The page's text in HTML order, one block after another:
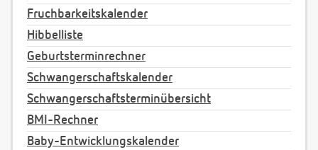
Fruchbarkeitskalender
Hibbelliste
Geburtsterminrechner
Schwangerschaftskalender
Schwangerschaftsterminübersicht
BMI-Rechner
Baby-Entwicklungskalender